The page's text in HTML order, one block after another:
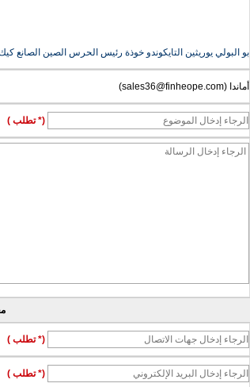
بو البولي يوريثين التايكوندو خوذة رئيس الحرس الصين
أماندا (sales36@finheope.com)
(* تطلب )
(* تطلب )
(* تطلب )